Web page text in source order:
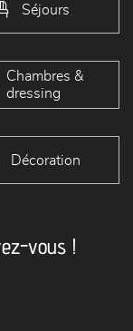
Séjours
Chambres &
dressing
Décoration
vous !